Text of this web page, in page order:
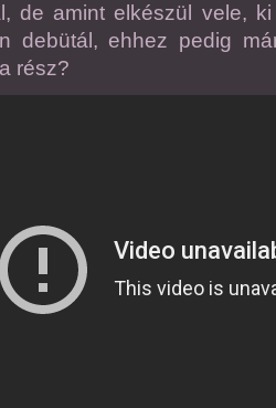
de amint elkészül vele,
debütál, ehhez pedig
rész?